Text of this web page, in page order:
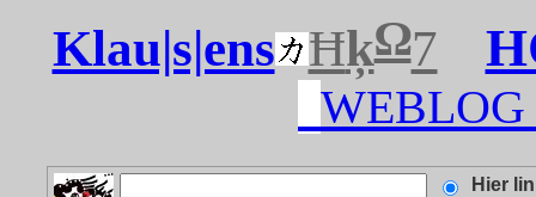
Klau|s|ens ĦķΩ7
Hier